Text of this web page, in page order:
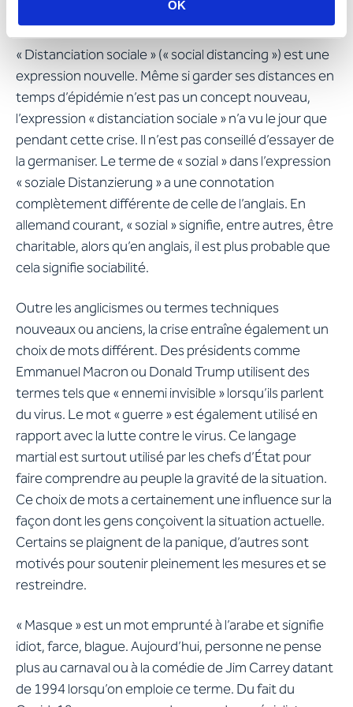
OK
« Distanciation sociale » (« social distancing ») est une
expression nouvelle. Même si garder ses distances en
temps d’épidémie n’est pas un concept nouveau,
l’expression « distanciation sociale » n’a vu le jour que
pendant cette crise. Il n’est pas conseillé d’essayer de
la germaniser. Le terme de « sozial » dans l’expression
« soziale Distanzierung » a une connotation
complètement différente de celle de l’anglais. En
allemand courant, « sozial » signifie, entre autres, être
charitable, alors qu’en anglais, il est plus probable que
cela signifie sociabilité.
Outre les anglicismes ou termes techniques
nouveaux ou anciens, la crise entraîne également un
choix de mots différent. Des présidents comme
Emmanuel Macron ou Donald Trump utilisent des
termes tels que « ennemi invisible » lorsqu’ils parlent
du virus. Le mot « guerre » est également utilisé en
rapport avec la lutte contre le virus. Ce langage
martial est surtout utilisé par les chefs d’État pour
faire comprendre au peuple la gravité de la situation.
Ce choix de mots a certainement une influence sur la
façon dont les gens conçoivent la situation actuelle.
Certains se plaignent de la panique, d’autres sont
motivés pour soutenir pleinement les mesures et se
restreindre.
« Masque » est un mot emprunté à l’arabe et signifie
idiot, farce, blague. Aujourd’hui, personne ne pense
plus au carnaval ou à la comédie de Jim Carrey datant
de 1994 lorsqu’on emploie ce terme. Du fait du